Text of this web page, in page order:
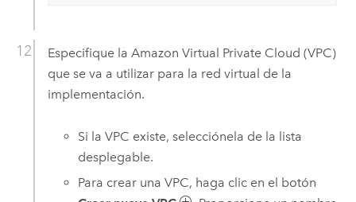
Especifique la Amazon Virtual Private Cloud (VPC)
que se va a utilizar para la red virtual de la
implementación.
Si laVPC existe, selecciónela de la lista
desplegable.
Para crear unaVPC, haga clic en el botón